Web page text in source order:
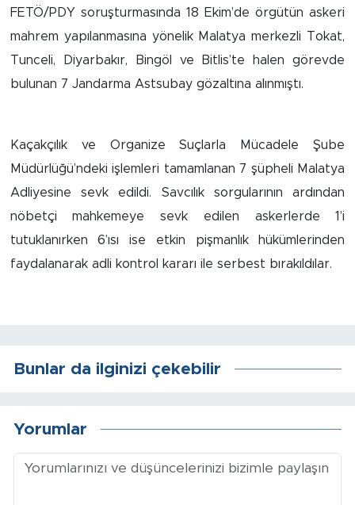
FETÖ/PDY soruşturmasında 18 Ekim’de örgütün askeri
mahrem yapılanmasına yönelik Malatya merkezli Tokat,
Tunceli, Diyarbakır, Bingöl ve Bitlis’te halen görevde
bulunan 7 Jandarma Astsubay gözaltına alınmıştı.
Kaçakçılık ve Organize Suçlarla Mücadele Şube
Müdürlüğü’ndeki işlemleri tamamlanan 7 şüpheli Malatya
Adliyesine sevk edildi. Savcılık sorgularının ardından
nöbetçi mahkemeye sevk edilen askerlerde 1’i
tutuklanırken 6’ısı ise etkin pişmanlık hükümlerinden
faydalanarak adli kontrol kararı ile serbest bırakıldılar.
Bunlar da ilginizi çekebilir
Yorumlar
Spor
Yazıhan
Akçadağ
Doğanyol
Arapgir
Darende